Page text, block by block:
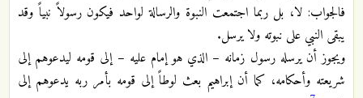
فالجواب: لا، بل ربما اجتمعت النبوة والرسالة لواحد فيكون رسولاً نبياً وقد
يبقى النبي على نبوته ولا يرسل.
ويجوز أن يرسله رسول زمانه – الذي هو إمام عليه – إلى قومه ليدعوهم إلى
شريعته وأحكامه، كما أن إبراهيم بعث لوطاً إلى قومه بأمر ربه يدعوهم إلى